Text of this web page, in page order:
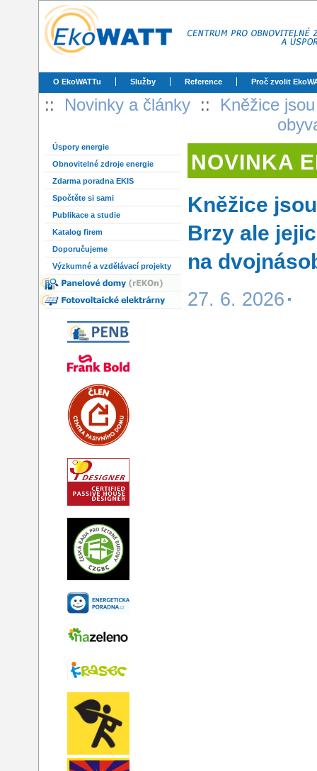
O EkoWATTu Služby Reference Proč zvolit
:: Novinky a články :: Kněžice
Úspory energie
Obnovitelné zdroje energie
Zdarma poradna EKIS
Spočtěte si sami
Publikace a studie
Katalog firem
Doporučujeme
Výzkumné a vzdělávací projekty
NOVINKA
Kněžice
Brzy ale
na
27. 6. 2026